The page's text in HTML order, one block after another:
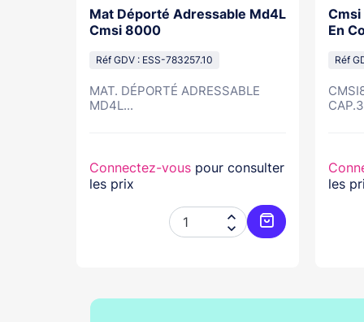
Mat Déporté Adressable Md4L
Cmsi 8000
Réf GDV : ESS-783257.10
MAT. DÉPORTÉ ADRESSABLE
MD4L...
Connectez-vous pour consulter
les prix


Ajouter au panier
En
Réf
les